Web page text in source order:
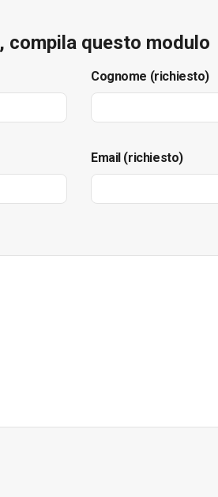
compila questo modulo
Cognome (richiesto)
Email (richiesto)